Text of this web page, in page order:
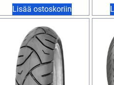
Lisää ostoskoriin